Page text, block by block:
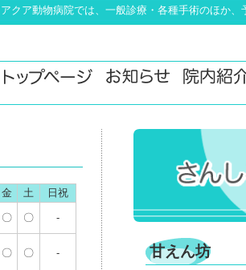
アクア動物病院では、一般診療・各種手術のほか、
甘えん坊
金 土
日祝
〇 〇 -
〇 〇 -